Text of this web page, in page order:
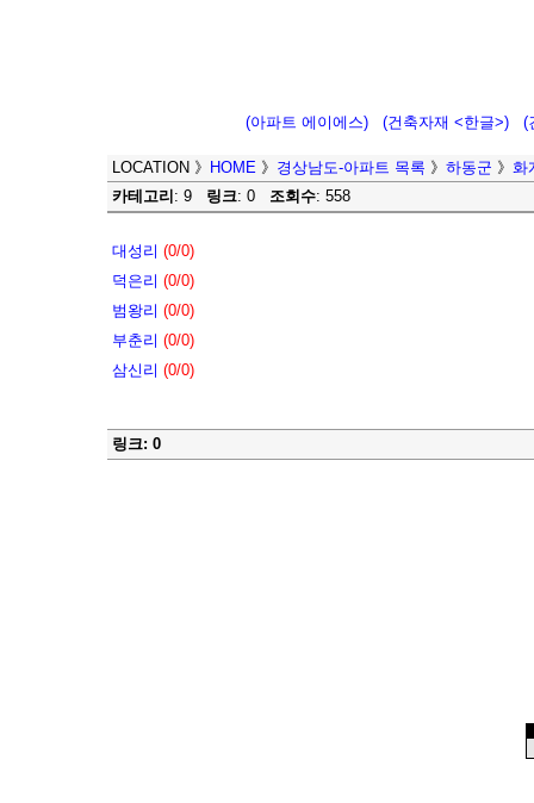
(아파트 에이에스) (건축자재 <한글>) (
LOCATION 》 HOME 》 경상남도-아파트 목록 》 하동군 》 화
카테고리 : 9 링크: 0 조회수: 558
대성리 (0/0)
덕은리 (0/0)
범왕리 (0/0)
부춘리 (0/0)
삼신리 (0/0)
링크: 0